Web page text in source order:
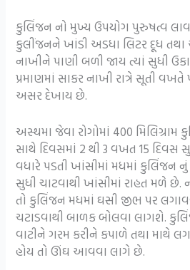
કુલિંજન નો મુખ્ય ઉપયોગ પુરુષત્વ
કુલીંજનને ખાંડી અડધા લિટર દૂધ તથા
નાખીને પાણી બળી જાય ત્યાં સુધી
પ્રમાણમાં સાકર નાખી રાત્રે સૂતી
અસર દેખાય છે.
અસ્થમા જેવા રોગોમાં 400 મિલિગ્રામ
સાથે દિવસમાં 2 થી 3 વખત 15 દિવસ
વધારે પડતી ખાંસીમાં મધમાં કુલિંજન
સુધી ચાટવાથી ખાંસીમાં રાહત મળે
તો કુલિંજન મધમાં ઘસી જીભ પર
ચટાડવાથી બાળક બોલવા લાગશે.
વાટીને ગરમ કરીને કપાળે તથા માથે
હોય તો ઊંઘ આવવા લાગે છે.